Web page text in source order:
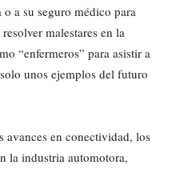
a su seguro médico para
malestares en la
“enfermeros” para asistir a
unos ejemplos del futuro
avances en conectividad, los
la industria automotora,